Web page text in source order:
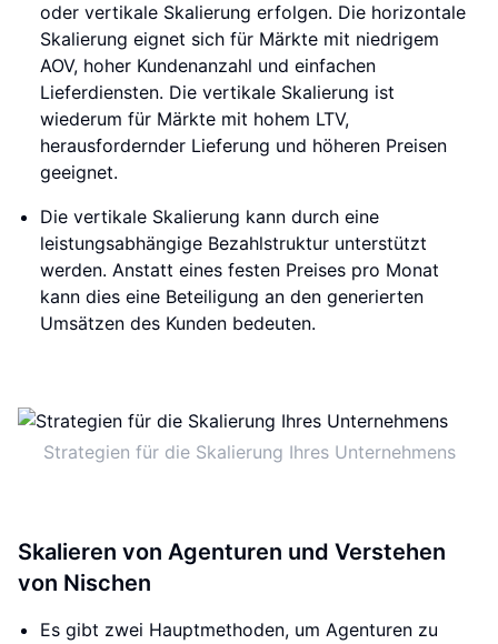
oder vertikale Skalierung erfolgen. Die horizontale
Skalierung eignet sich für Märkte mit niedrigem
AOV, hoher Kundenanzahl und einfachen
Lieferdiensten. Die vertikale Skalierung ist
wiederum für Märkte mit hohem LTV,
herausfordernder Lieferung und höheren Preisen
geeignet.
Die vertikale Skalierung kann durch eine
leistungsabhängige Bezahlstruktur unterstützt
werden. Anstatt eines festen Preises pro Monat
kann dies eine Beteiligung an den generierten
Umsätzen des Kunden bedeuten.
Strategien für die Skalierung Ihres Unternehmens
Skalieren von Agenturen und Verstehen
von Nischen
Es gibt zwei Hauptmethoden, um Agenturen zu